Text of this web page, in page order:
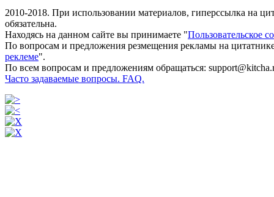
2010-2018. При использовании материалов, гиперссылка на
обязательна.
Находясь на данном сайте вы принимаете "Пользовательское
По вопросам и предложения резмещения рекламы на
реклеме".
По всем вопросам и предложениям обращаться:
Часто задаваемые вопросы. FAQ.